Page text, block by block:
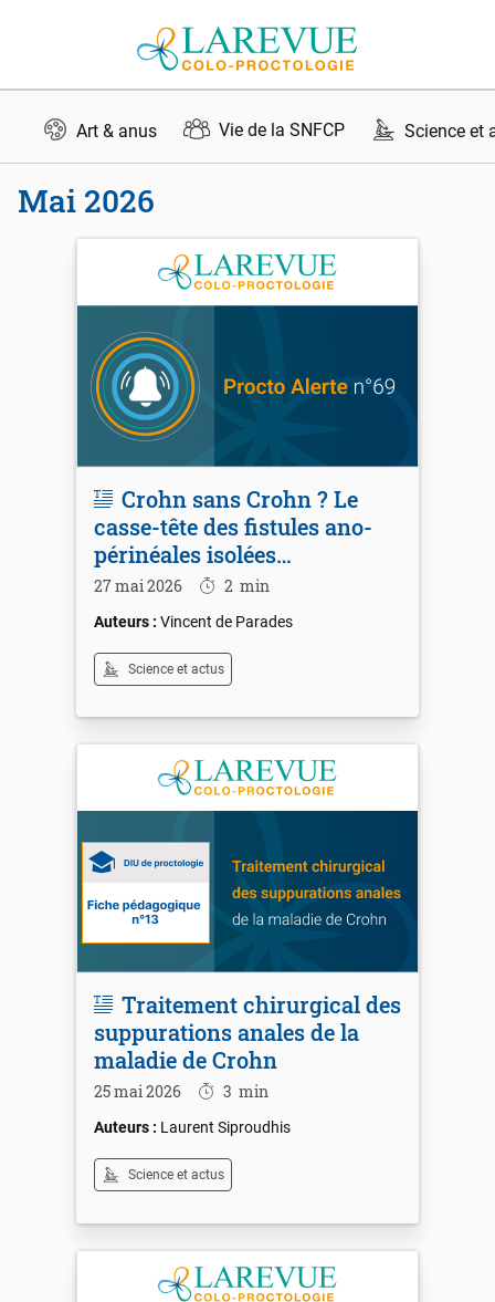
Art & anus Vie de la SNFCP Science et
mai 2026
Crohn sans Crohn ? Le
casse-tête des fistules ano-
périnéales isolées…
27 mai 2026 2 min
Vincent de Parades
Science et actus
Traitement chirurgical des
suppurations anales de la
maladie de Crohn
25 mai 2026 3 min
Laurent Siproudhis
Science et actus